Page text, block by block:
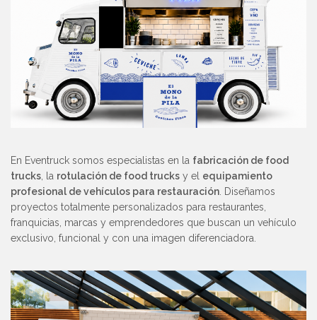
En Eventruck somos especialistas en la fabricación de food
trucks , la rotulación de food trucks y el equipamiento
profesional de vehículos para restauración . Diseñamos
proyectos totalmente personalizados para restaurantes,
franquicias, marcas y emprendedores que buscan un vehículo
exclusivo, funcional y con una imagen diferenciadora.